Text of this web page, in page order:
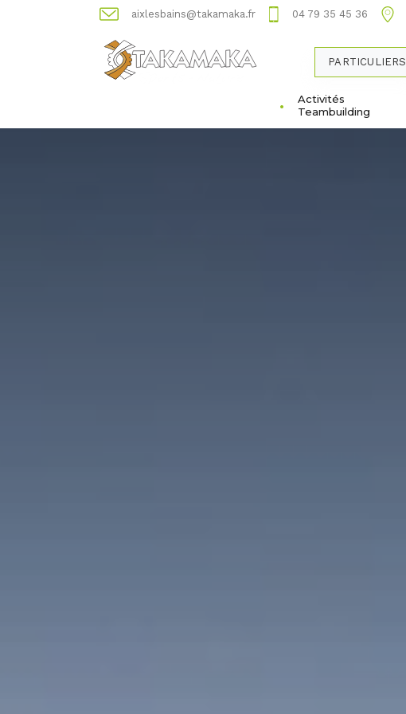
aixlesbains@takamaka.fr 04 79 35 45 36
PARTICULIERS
Activités
Teambuilding